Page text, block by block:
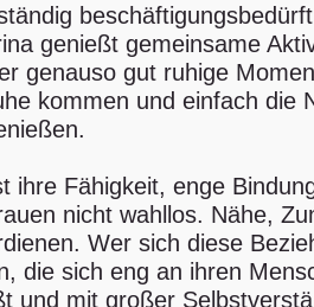
genießt gemeinsame
genauso gut ruhige
kommen und einfach die
ihre Fähigkeit, enge
nicht wahllos. Nähe,
Wer sich diese
die sich eng an ihren
und mit großer